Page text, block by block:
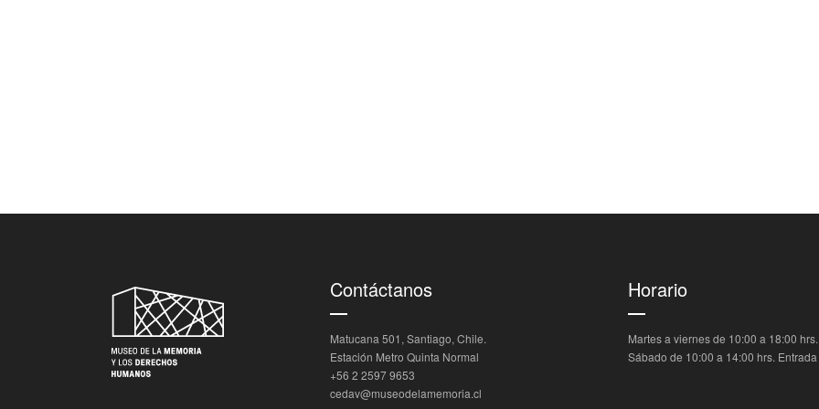
Contáctanos
Matucana 501, Santiago, Chile.
Estación Metro Quinta Normal
+56 2 2597 9653
cedav@museodelamemoria.cl
Horario
Martes a viernes de 10:00 a 18:00 hrs.
Sábado de 10:00 a 14:00 hrs.